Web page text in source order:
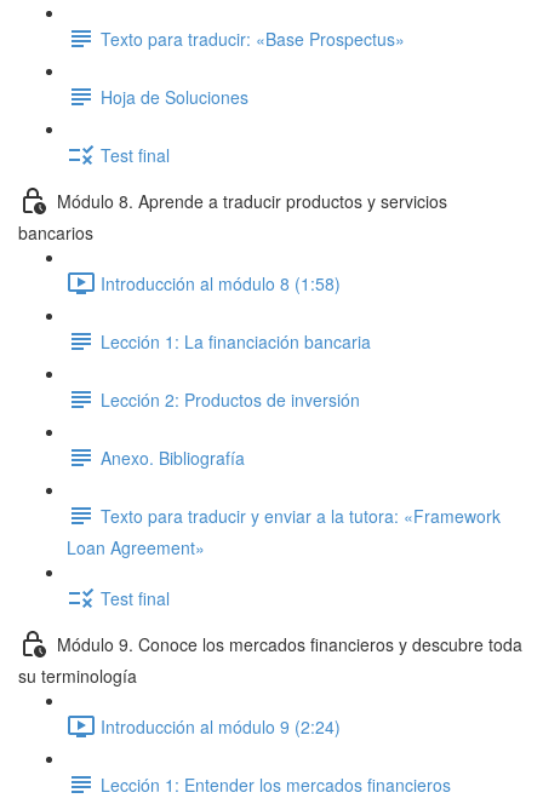
Texto para traducir: «Base Prospectus»
Hoja de Soluciones
Test final
Módulo 8. Aprende a traducir productos y servicios
bancarios
Introducción al módulo 8 (1:58)
Lección 1: La financiación bancaria
Lección 2: Productos de inversión
Anexo. Bibliografía
Texto para traducir y enviar a la tutora: «Framework
Loan Agreement»
Test final
Módulo 9. Conoce los mercados financieros y descubre toda
su terminología
Introducción al módulo 9 (2:24)
Lección 1: Entender los mercados financieros